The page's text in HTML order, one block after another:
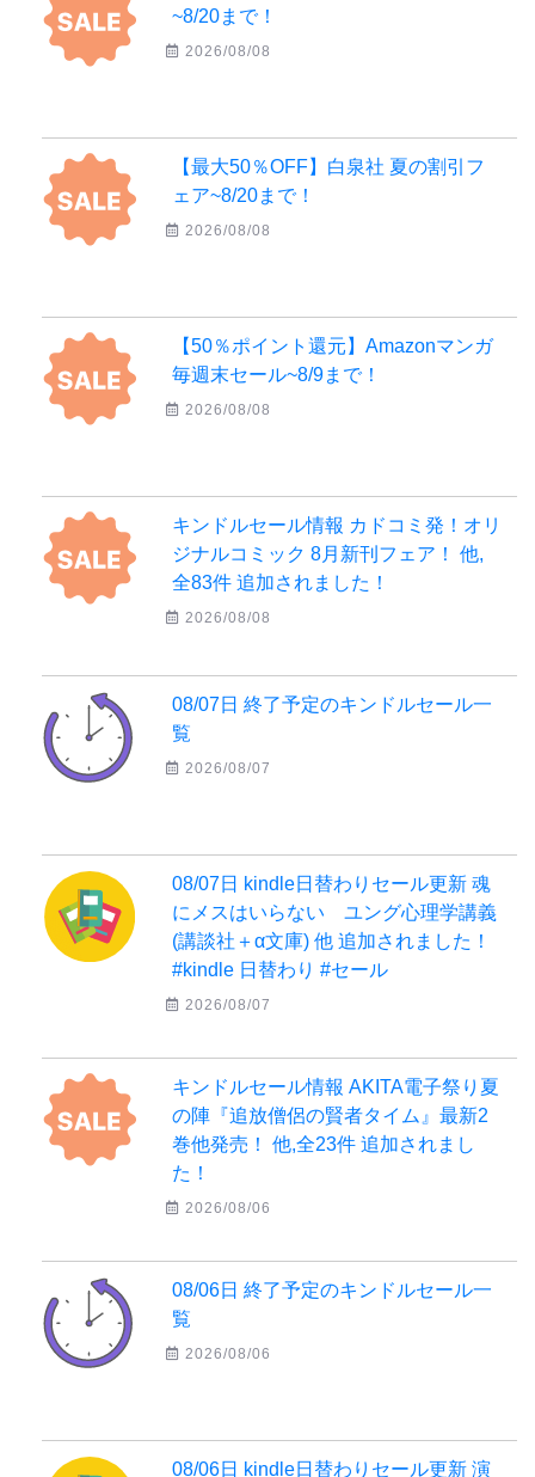
~8/20まで！
2026/08/08
【最大50％OFF】白泉社 夏の割引フ
ェア~8/20まで！
2026/08/08
【50％ポイント還元】Amazonマンガ
毎週末セール~8/9まで！
2026/08/08
キンドルセール情報 カドコミ発！オリ
ジナルコミック 8月新刊フェア！ 他,
全83件 追加されました！
2026/08/08
08/07日 終了予定のキンドルセール一
覧
2026/08/07
08/07日 kindle日替わりセール更新 魂
にメスはいらない ユング心理学講義
(講談社＋α文庫) 他 追加されました！
#kindle 日替わり #セール
2026/08/07
キンドルセール情報 AKITA電子祭り夏
の陣『追放僧侶の賢者タイム』最新2
巻他発売！ 他,全23件 追加されまし
た！
2026/08/06
08/06日 終了予定のキンドルセール一
覧
2026/08/06
08/06日 kindle日替わりセール更新 演